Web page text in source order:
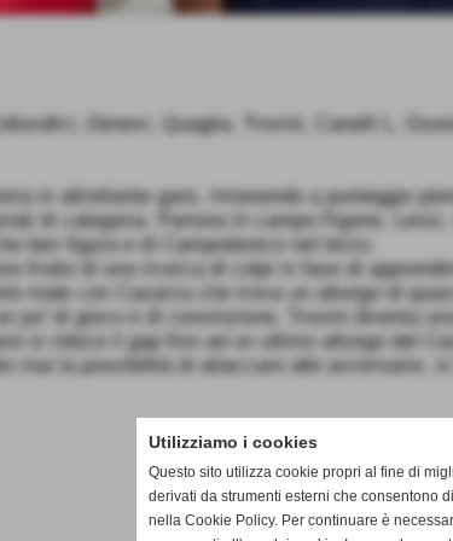
Denevi, Quaglia, Trovini, Canelli L,
in altrettante gare, rimanendo a punteggio
di categoria. Partono in campo Figone,
ben figura e di Campodonico nel terzo.
frutto di una ricerca di colpi in fase di
male con Casarza che trova un allungo di
di gioco e di convinzione, Trovini diventa
si riduce il gap fino ad un ultimo allungo del
mai la possibilità di attaccare alle avversarie,
Utilizziamo i cookies
Questo sito utilizza cookie propri al fine di
derivati da strumenti esterni che consentono
nella Cookie Policy. Per continuare è